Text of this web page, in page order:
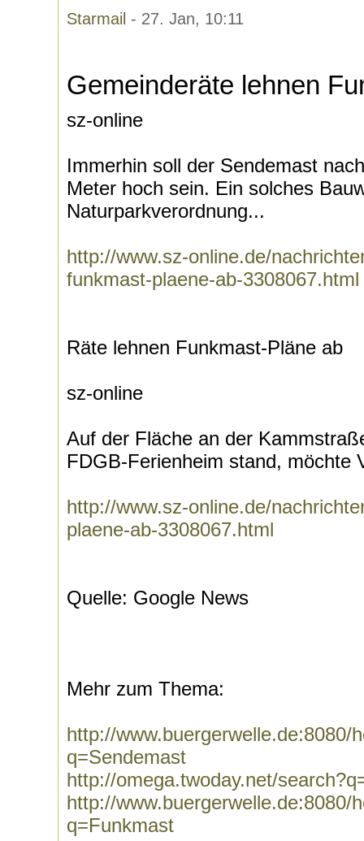
Starmail - 27. Jan, 10:11
Gemeinderäte lehnen
sz-online
Immerhin soll der Sendemast
Meter hoch sein. Ein solches
Naturparkverordnung...
http://www.sz-online.de/
funkmast-plaene-ab-3308067.html
Räte lehnen Funkmast-Pläne ab
sz-online
Auf der Fläche an der
FDGB-Ferienheim stand, möchte
http://www.sz-online.de/
plaene-ab-3308067.html
Quelle: Google News
Mehr zum Thema:
http://www.buergerwelle.de:8080/
q=Sendemast
http://omega.twoday.net/
http://www.buergerwelle.de:8080/
q=Funkmast